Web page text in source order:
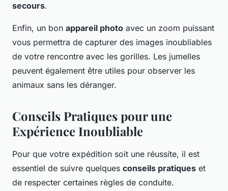
secours.
Enfin, un bon appareil photo avec un zoom puissant
vous permettra de capturer des images inoubliables
de votre rencontre avec les gorilles. Les jumelles
peuvent également être utiles pour observer les
animaux sans les déranger.
Conseils Pratiques pour une
Expérience Inoubliable
Pour que votre expédition soit une réussite, il est
essentiel de suivre quelques conseils pratiques et
de respecter certaines règles de conduite.